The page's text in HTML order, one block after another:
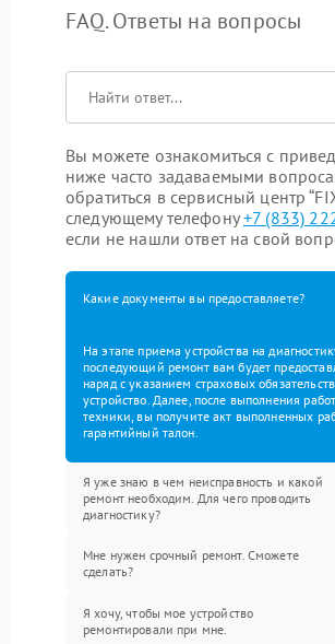
FAQ. Ответы на вопросы
Вы можете ознакомиться с
ниже часто задаваемыми
обратиться в сервисный центр
следующему телефону+7 (833)
если не нашли ответ на свой
Какие документы вы предоставляете?
На этапе приема устройства на
последующий ремонт вам будет
наряд с указанием страховых
устройство. Далее, после выполнения
техники, вы получите акт выполненных
гарантийный талон.
Я уже знаю в чем неисправность и какой
ремонт необходим. Для чего проводить
диагностику?
Мне нужен срочный ремонт. Сможете
сделать?
Я хочу, чтобы мое устройство
ремонтировали при мне.